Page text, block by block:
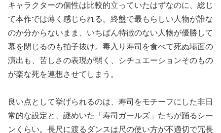
キャラクターの個性は比較的立っていたはずなのに、総じ
て本作では薄く感じられる。終盤で最もらしい人物が誰な
のか分からないまま、いちばん特徴のない人物が優勝して
幕を閉じるのも拍子抜け。毒入り寿司を食べて死ぬ場面の
演出も、苦しさの表現が弱く、シチュエーションそのもの
が楽な死を連想させてしまう。
良い点として挙げられるのは、寿司をモチーフにした非日
常的な設定と、謎めいた「寿司ガールズ」たちが踊るシー
ンくらい。長尺に渡るダンスは尺の使い方が不適切で冗長